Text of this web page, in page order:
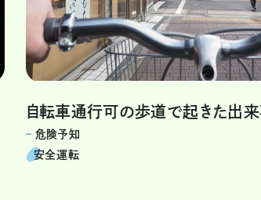
自転車通行可の歩道で起きた出来
危険予知
安全運転